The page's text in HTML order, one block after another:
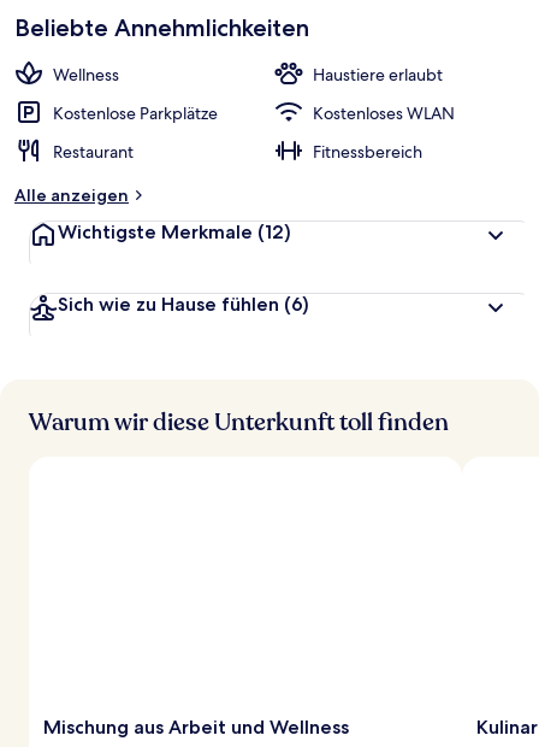
Beliebte Annehmlichkeiten
Wellness
Haustiere erlaubt
Kostenlose Parkplätze
Kostenloses WLAN
Restaurant
Fitnessbereich
Alle anzeigen
Wichtigste Merkmale (12)
Sich wie zu Hause fühlen (6)
Warum wir diese Unterkunft toll finden
Mischung aus Arbeit und Wellness